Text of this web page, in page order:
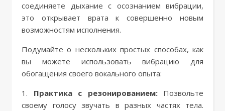
соединяете дыхание с осознанием вибрации,
это открывает врата к совершенно новым
возможностям исполнения.
Подумайте о нескольких простых способах, как
вы можете использовать вибрацию для
обогащения своего вокального опыта:
1. Практика с резонированием:Позвольте
своему голосу звучать в разных частях тела.